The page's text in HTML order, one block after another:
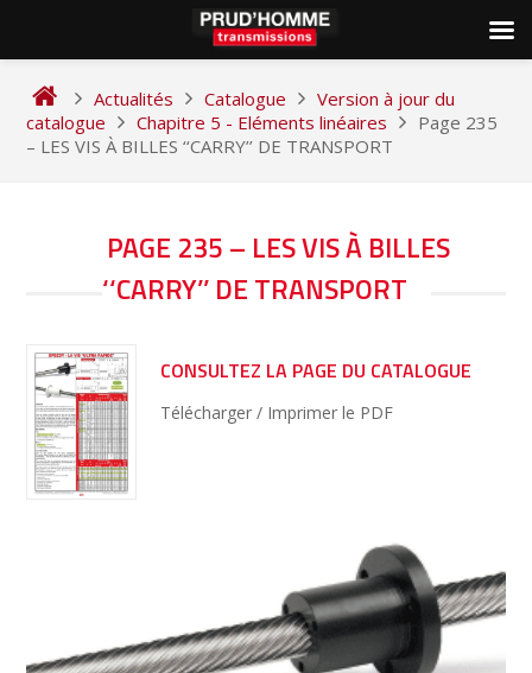
content
Actualités Catalogue
Version à jour du
catalogue
Chapitre 5 - Eléments linéaires
Page 235
– LES VIS À BILLES ‘‘CARRY’’ DE TRANSPORT
PAGE 235 – LES VIS À BILLES
‘‘CARRY’’ DE TRANSPORT
CONSULTEZ LA PAGE DU CATALOGUE
Télécharger / Imprimer le PDF
NAVIGATION